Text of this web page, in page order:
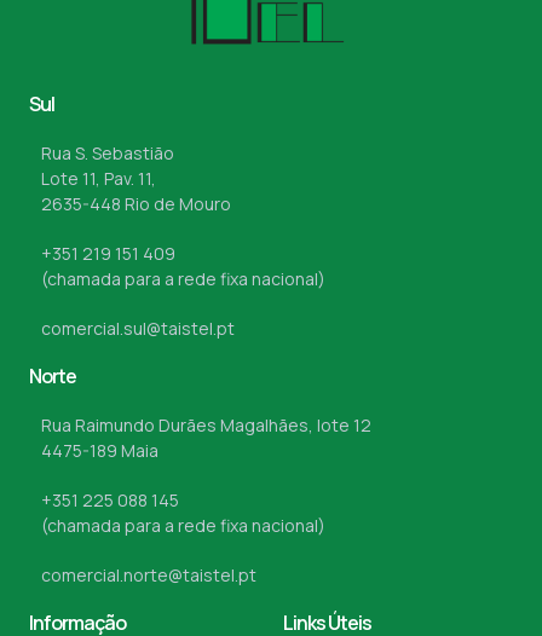
Sul
Rua S. Sebastião
Lote 11, Pav. 11,
2635-448 Rio de Mouro
+351 219 151 409
(chamada para a rede fixa nacional)
comercial.sul@taistel.pt
Norte
Rua Raimundo Durães Magalhães, lote 12
4475-189 Maia
+351 225 088 145
(chamada para a rede fixa nacional)
comercial.norte@taistel.pt
Informação Links Úteis